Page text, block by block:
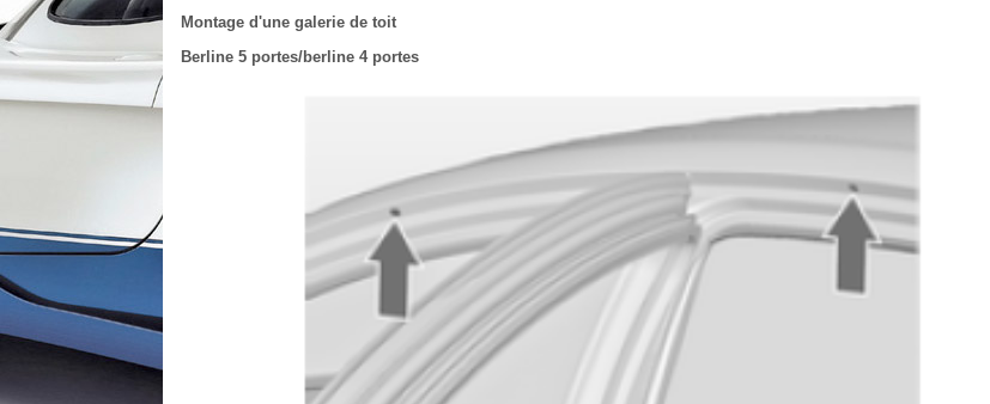
Montage d'une galerie de toit
Berline 5 portes/berline 4 portes